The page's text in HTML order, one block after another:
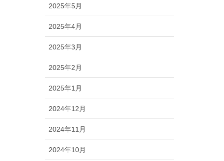
2025年5月
2025年4月
2025年3月
2025年2月
2025年1月
2024年12月
2024年11月
2024年10月